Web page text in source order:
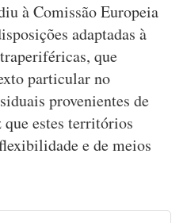
à Comissão Europeia
adaptadas à
que
particular no
provenientes de
que estes territórios
e de meios